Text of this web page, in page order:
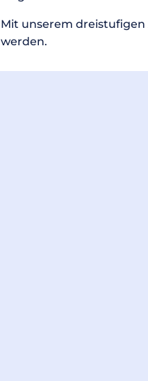
Mit unserem dreistufigen
werden.